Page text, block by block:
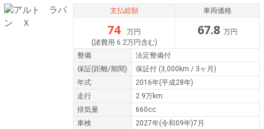
支払総額
74
万円
(諸費用 6.2万円含む)
車両価格
67.8 万円
整備
法定整備付
保証(距離/期間) 保証付 (3,000km / 3ヶ月)
年式
2016年(平成28年)
走行
2.9万km
排気量
660cc
車検
2027年(令和09年)7月